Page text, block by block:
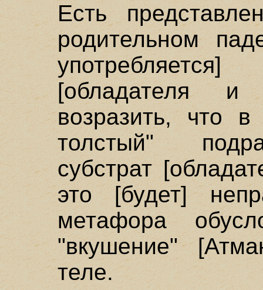
Есть
родительном
[обладателя и
возразить, что
толстый"
субстрат
это [будет]
метафора
"вкушение"
теле.